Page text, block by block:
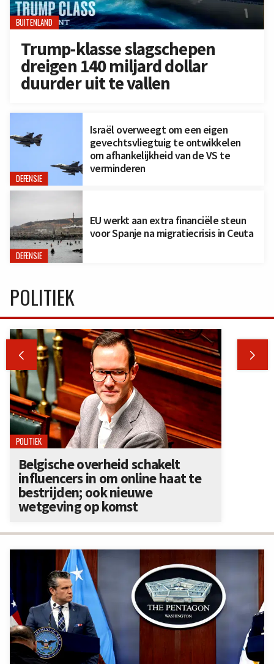
BUITENLAND
Trump-klasse slagschepen
dreigen 140 miljard dollar
duurder uit te vallen
DEFENSIE
Israël overweegt om een eigen
gevechtsvliegtuig te ontwikkelen
om afhankelijkheid van de VS te
verminderen
DEFENSIE
EU werkt aan extra financiële steun
voor Spanje na migratiecrisis in Ceuta
POLITIEK
 
POLITIEK
Belgische overheid schakelt
influencers in om online haat te
bestrijden; ook nieuwe
wetgeving op komst